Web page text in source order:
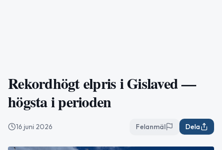
Rekordhögt elpris i Gislaved —
högsta i perioden
16 juni 2026 Felanmäl Dela